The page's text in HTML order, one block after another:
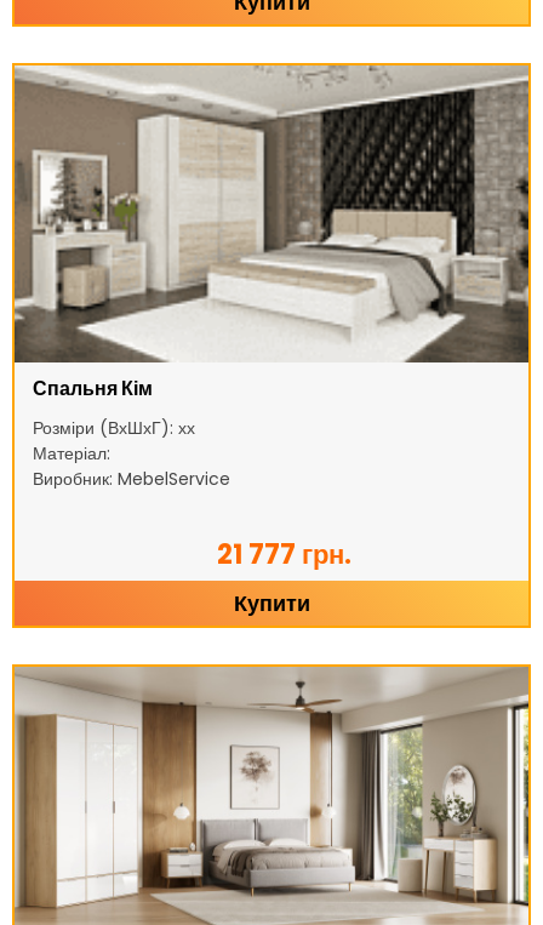
Спальня Кім
Розміри (ВхШхГ): хх
Матеріал:
Виробник: MebelService
21 777 грн.
Купити